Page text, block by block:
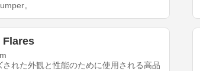
。
Flares
された外観と性能のために使用される高品